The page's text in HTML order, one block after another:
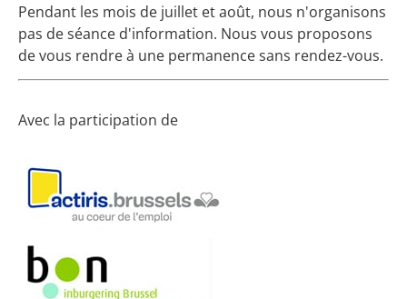
Pendant les mois de juillet et août, nous n'organisons
pas de séance d'information. Nous vous proposons
de vous rendre à une permanence sans rendez-vous.
Avec la participation de